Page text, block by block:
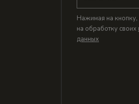
Нажимая на кнопку,
на обработку своих
данных